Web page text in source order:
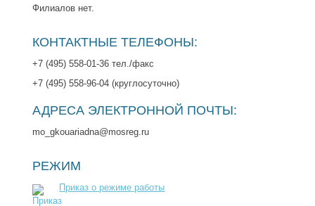
Филиалов нет.
КОНТАКТНЫЕ ТЕЛЕФОНЫ:
+7 (495) 558-01-36 тел./факс
+7 (495) 558-96-04 (круглосуточно)
АДРЕСА ЭЛЕКТРОННОЙ ПОЧТЫ:
mo_gkouariadna@mosreg.ru
РЕЖИМ
Приказ о режиме работы